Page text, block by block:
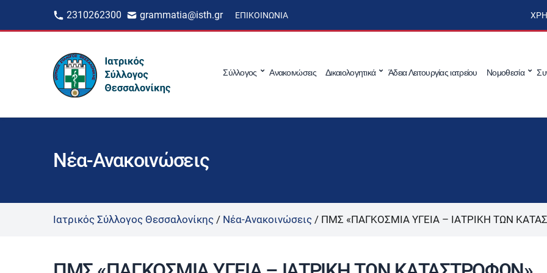
2310262300 grammatia@isth.gr ΕΠΙΚΟΙΝΩΝΊΑ
Σύλλογος Ανακοινώσεις Δικαιολογητικά Άδεια Λειτουργίας ιατρείου Νομοθεσία
Νέα-Ανακοινώσεις
Ιατρικός Σύλλογος Θεσσαλονίκης / Νέα-Ανακοινώσεις / ΠΜΣ «ΠΑΓΚΟΣΜΙΑ ΥΓΕΙΑ – ΙΑΤΡΙΚΗ ΤΩΝ